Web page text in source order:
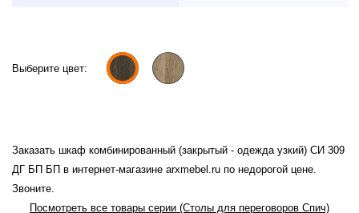
Свыше 90 000 руб.
До 90 000 руб.
2 000 руб. + 30руб./1км
(в обе стороны)
Свыше 90 000 руб.
(в обе стороны)
Выберите цвет:
Заказать шкаф комбинированный (закрытый - одежда узкий) СИ 309
ДГ БП БП в интернет-магазине arxmebel.ru по недорогой цене.
Звоните.
Посмотреть все товары серии (Столы для переговоров Спич)